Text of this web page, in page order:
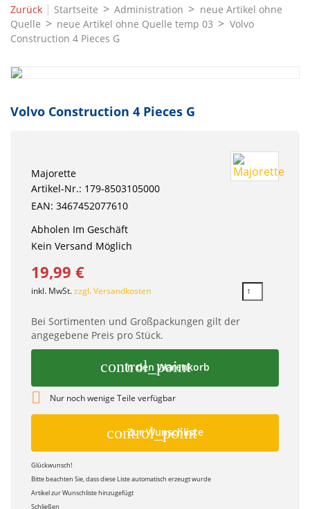
Zurück | Startseite Administration
neue Artikel ohne
Quelle
neue Artikel ohne Quelle temp 03
Volvo
Construction 4 Pieces G
Volvo Construction 4 Pieces G
Majorette
Artikel-Nr.: 179-8503105000
EAN: 3467452077610
Abholen Im Geschäft
Kein Versand Möglich
19,99 €
inkl. MwSt.zzgl. Versandkosten
Bei Sortimenten und Großpackungen gilt der
angegebene Preis pro Stück.
control_point
In den Warenkorb
 Nur noch wenige Teile verfügbar
control_point
Zur Wunschliste
Glückwunsch!
Bitte beachten Sie, dass diese Liste automatisch erzeugt wurde
Artikel zur Wunschliste hinzugefügt
Schließen